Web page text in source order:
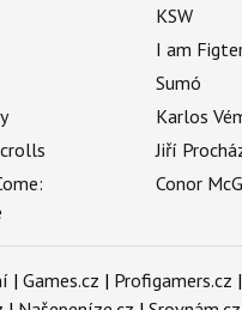
KSW
I am
Sumó
Karlos
Jiří
Conor
| Games.cz | Profigamers.cz |